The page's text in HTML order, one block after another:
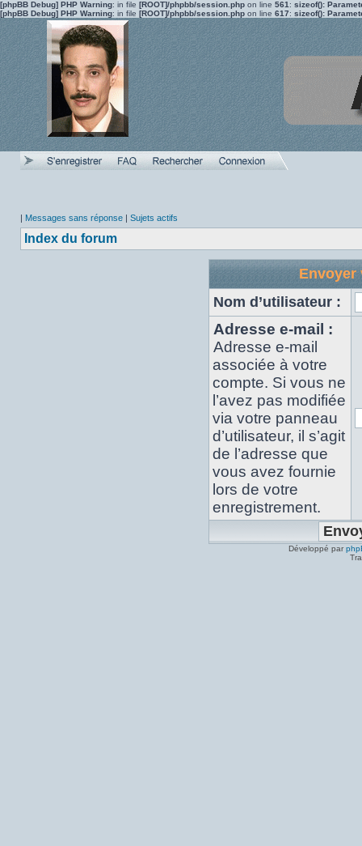
[phpBB Debug] PHP Warning: in file [ROOT]/phpbb/session.php on line 561 : sizeof():
[phpBB Debug] PHP Warning: in file [ROOT]/phpbb/session.php on line 617: sizeof():
| Messages sans réponse | Sujets actifs
Index du forum
Envoyer
Nom d’utilisateur :
Adresse e-mail :
Adresse e-mail
associée à votre
compte. Si vous ne
l’avez pas modifiée
via votre panneau
d’utilisateur, il s’agit
de l’adresse que
vous avez fournie
lors de votre
enregistrement.
Développé par